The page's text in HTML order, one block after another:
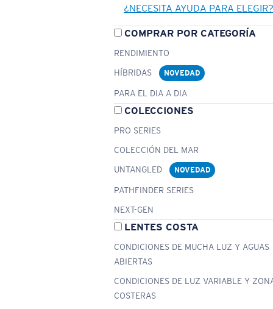
¿NECESITA AYUDA PARA ELEGIR?
COMPRAR POR CATEGORÍA
RENDIMIENTO
HÍBRIDAS
NOVEDAD
PARA EL DIA A DIA
COLECCIONES
PRO SERIES
COLECCIÓN DEL MAR
UNTANGLED
NOVEDAD
PATHFINDER SERIES
NEXT-GEN
LENTES COSTA
CONDICIONES DE MUCHA LUZ Y AGUAS
ABIERTAS
CONDICIONES DE LUZ VARIABLE Y
COSTERAS